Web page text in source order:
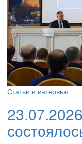
Статьи и интервью